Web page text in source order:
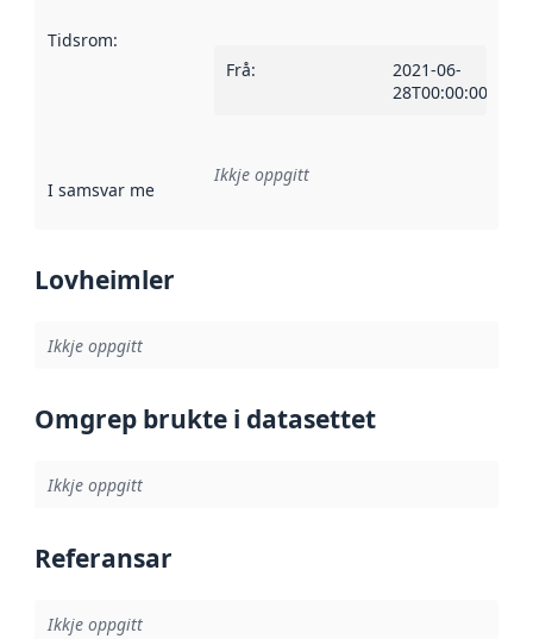
Tidsrom:
Frå:
2021-06-
28T00:00:00Z
I samsvar med Referanse til ei implementeringsregel eller
Ikkje oppgitt
Lovheimler
Ikkje oppgitt
Omgrep brukte i datasettet
Ikkje oppgitt
Referansar
Ikkje oppgitt